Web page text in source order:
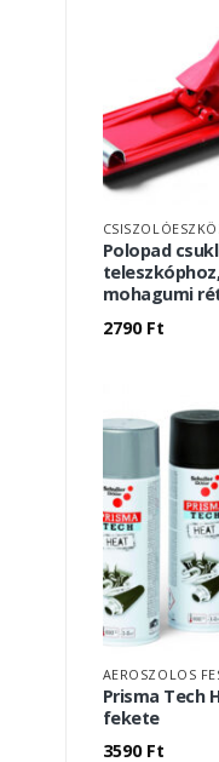
Polopad
mohagumi
2790 Ft
AEROSZOLOS
Prisma Tech
fekete
3590 Ft